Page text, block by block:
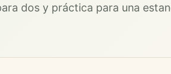
dos y práctica para una